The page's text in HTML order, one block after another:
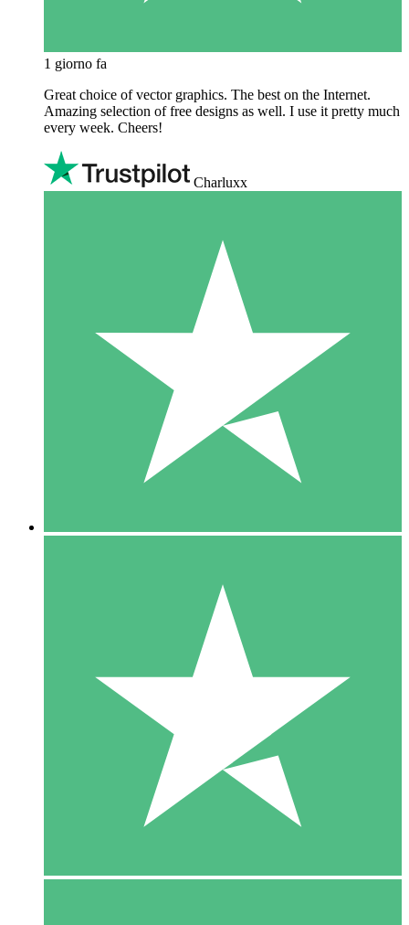
1 giorno fa
Great choice of vector graphics. The best on the Internet.
Amazing selection of free designs as well. I use it pretty much
every week. Cheers!
Charluxx